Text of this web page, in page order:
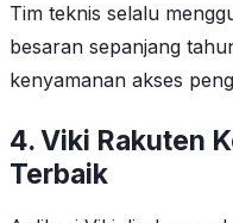
Tim teknis selalu
besaran sepanjang
kenyamanan akses
4. Viki Rakuten
Terbaik